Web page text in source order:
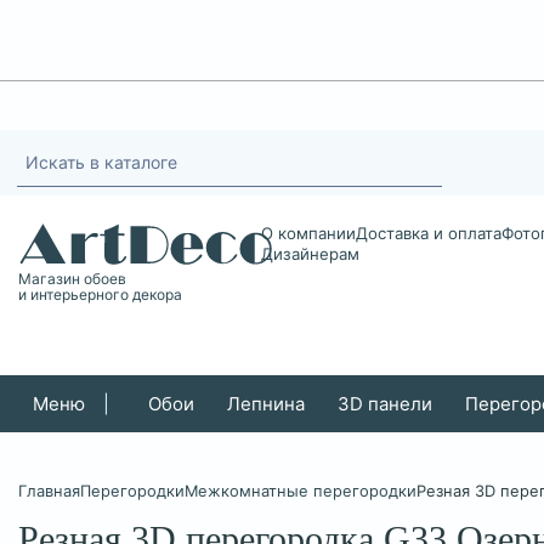
Магазин обоев
и интерьерного декора
О компанииДоставка и оплата
Дизайнерам
Меню Обои Лепнина 3D панели
ГлавнаяПерегородкиМежкомнатные перегородкиРезная 3D